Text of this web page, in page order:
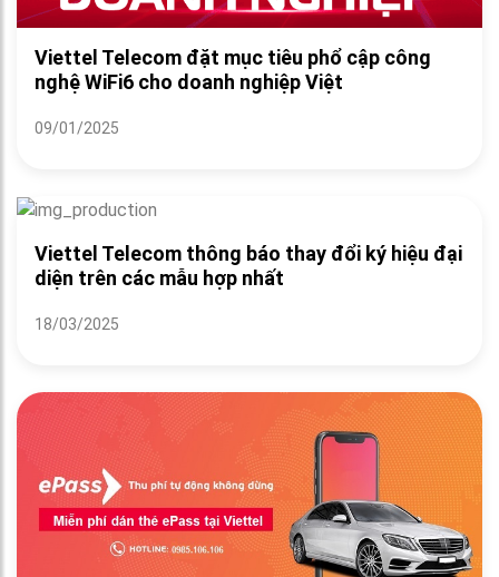
Viettel Telecom đặt mục tiêu phổ cập công
nghệ WiFi6 cho doanh nghiệp Việt
09/01/2025
Viettel Telecom thông báo thay đổi ký hiệu đại
diện trên các mẫu hợp nhất
18/03/2025